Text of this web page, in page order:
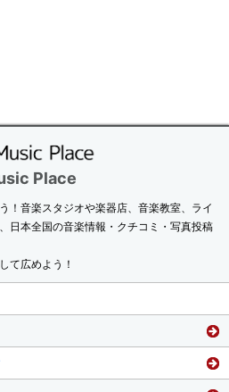
Place
！音楽スタジオや楽器店、音楽教室、ライ
日本全国の音楽情報・クチコミ・写真投稿
て広めよう！